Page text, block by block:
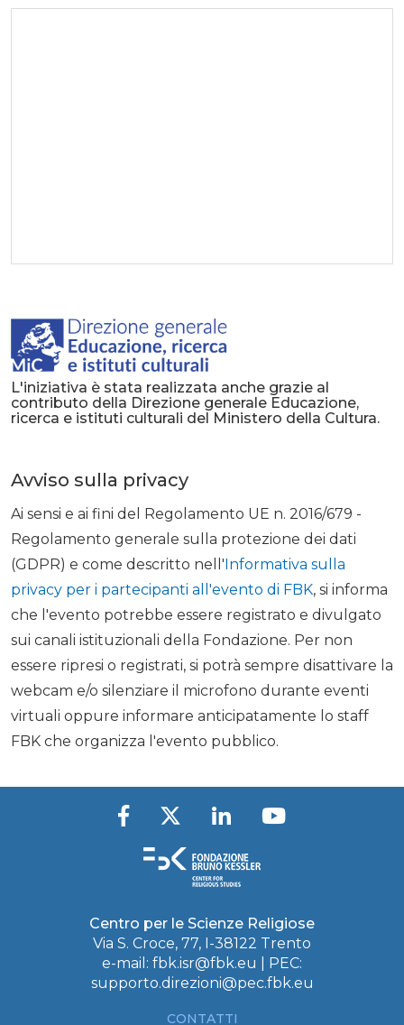
L'iniziativa è stata realizzata anche grazie al
contributo della Direzione generale Educazione,
ricerca e istituti culturali del Ministero della Cultura.
Avviso sulla privacy
Ai sensi e ai fini del Regolamento UE n. 2016/679 -
Regolamento generale sulla protezione dei dati
(GDPR) e come descritto nell' Informativa sulla
privacy per i partecipanti all'evento di FBK, si informa
che l'evento potrebbe essere registrato e divulgato
sui canali istituzionali della Fondazione. Per non
essere ripresi o registrati, si potrà sempre disattivare la
webcam e/o silenziare il microfono durante eventi
virtuali oppure informare anticipatamente lo staff
FBK che organizza l'evento pubblico.
Centro per le Scienze Religiose
Via S. Croce, 77, I-38122 Trento
e-mail: fbk.isr@fbk.eu
| PEC:
supporto.direzioni@pec.fbk.eu
CONTATTI